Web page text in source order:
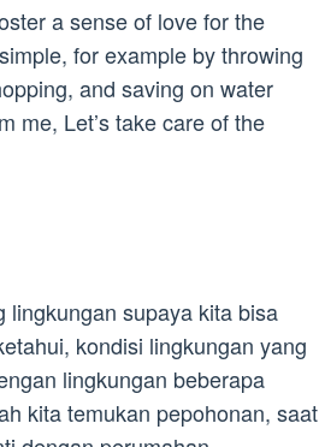
a sense of love for the
for example by throwing
and saving on water
me, Let’s take care of the
lingkungan supaya kita bisa
kondisi lingkungan yang
lingkungan beberapa
kita temukan pepohonan, saat